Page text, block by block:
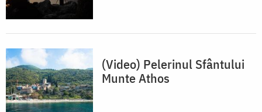
(Video) Pelerinul Sfântului
Munte Athos